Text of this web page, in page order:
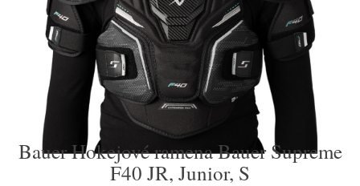
Bauer Hokejové ramena Bauer Supreme
F40 JR, Junior, S